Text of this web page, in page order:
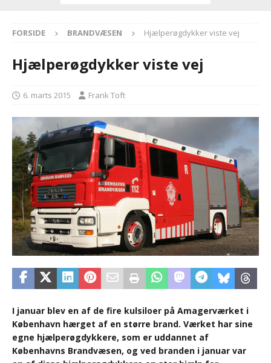
FORSIDE BRANDVÆSEN Hjælperøgdykker viste vej
Hjælperøgdykker viste vej
6. marts 2015 Frank Toft
I januar blev en af de fire kulsiloer på Amagerværket i
København hærget af en større brand. Værket har sine
egne hjælperøgdykkere, som er uddannet af
Københavns Brandvæsen, og ved branden i januar var